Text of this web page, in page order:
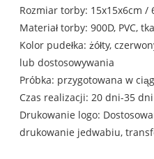
Rozmiar torby: 15x15x6cm /
Materiał torby: 900D, PVC,
Kolor pudełka: żółty,
lub dostosowywania
Próbka: przygotowana w
Czas realizacji: 20 dni-35 dni
Drukowanie logo:
drukowanie jedwabiu,